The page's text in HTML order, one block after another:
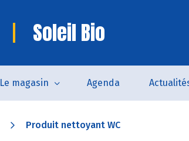
Soleil Bio
Le magasin Agenda
Produit nettoyant WC